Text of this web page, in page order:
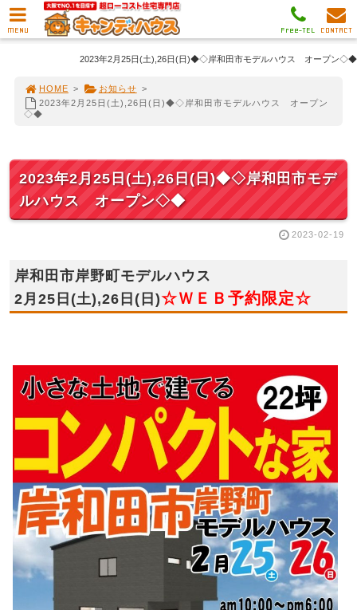
2023年2月25日(土),26日(日)◆◇岸和田市モデルハウス オープン◇◆
HOME > お知らせ >
2023年2月25日(土),26日(日)◆◇岸和田市モデルハウス オープン
◇◆
2023年2月25日(土),26日(日)◆◇岸和田市モデ
ルハウス オープン◇◆
2023-02-19
岸和田市岸野町モデルハウス
2月25日(土),26日(日)☆ＷＥＢ予約限定☆
MENU CONTACT
Free-TEL